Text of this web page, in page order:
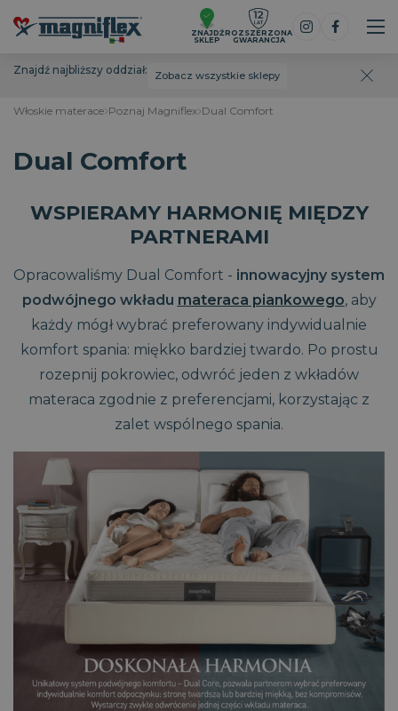
Znajdź najbliższy oddział: Zobacz wszystkie sklepy
ZNAJDŹ
SKLEP
ROZSZERZONA
GWARANCJA
Włoskie materace Poznaj Magniflex Dual Comfort
Dual Comfort
WSPIERAMY HARMONIĘ MIĘDZY
PARTNERAMI
Opracowaliśmy Dual Comfort - innowacyjny system
podwójnego wkładu materaca piankowego, aby
każdy mógł wybrać preferowany indywidualnie
komfort spania: miękko bardziej twardo. Po prostu
rozepnij pokrowiec, odwróć jeden z wkładów
materaca zgodnie z preferencjami, korzystając z
zalet wspólnego spania.